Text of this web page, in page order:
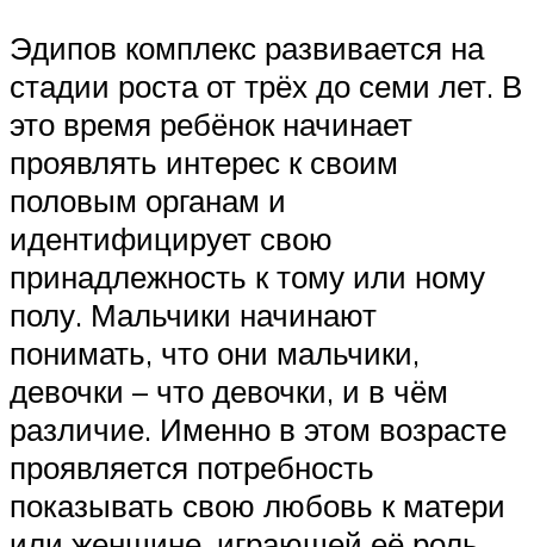
Эдипов комплекс развивается на
стадии роста от трёх до семи лет. В
это время ребёнок начинает
проявлять интерес к своим
половым органам и
идентифицирует свою
принадлежность к тому или ному
полу. Мальчики начинают
понимать, что они мальчики,
девочки – что девочки, и в чём
различие. Именно в этом возрасте
проявляется потребность
показывать свою любовь к матери